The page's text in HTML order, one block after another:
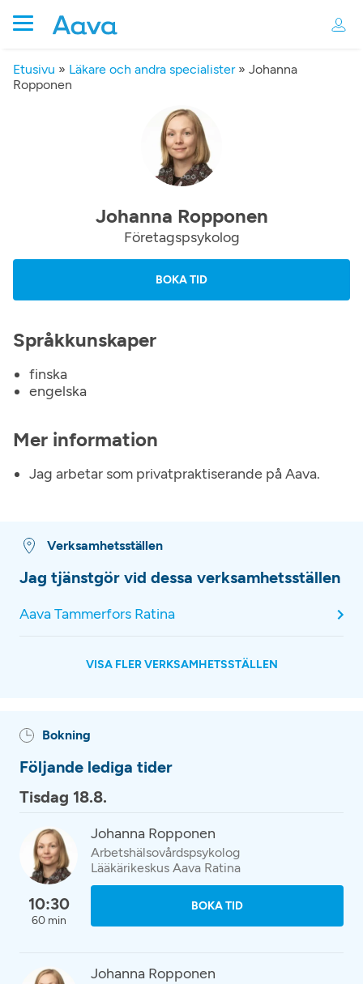
Etusivu » Läkare och andra specialister» Johanna
Ropponen
Johanna Ropponen
Företagspsykolog
BOKA TID
Språkkunskaper
finska
engelska
Mer information
Jag arbetar som privatpraktiserande på Aava.
Verksamhetsställen
Jag tjänstgör vid dessa verksamhetsställen
Aava Tammerfors Ratina
VISA FLER VERKSAMHETSSTÄLLEN
Bokning
Följande lediga tider
Tisdag 18.8.
10:30
60 min
Johanna Ropponen
Arbetshälsovårdspsykolog
Lääkärikeskus Aava Ratina
BOKA TID
Johanna Ropponen